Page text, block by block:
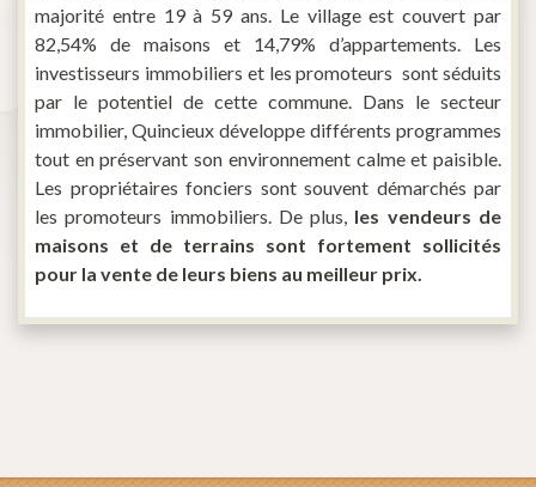
majorité entre 19 à 59 ans. Le village est couvert par
82,54% de maisons et 14,79% d’appartements. Les
investisseurs immobiliers et les promoteurs sont séduits
par le potentiel de cette commune. Dans le secteur
immobilier, Quincieux développe différents programmes
tout en préservant son environnement calme et paisible.
Les propriétaires fonciers sont souvent démarchés par
les promoteurs immobiliers. De plus, les vendeurs de
maisons et de terrains sont fortement sollicités
pour la vente de leurs biens au meilleur prix.